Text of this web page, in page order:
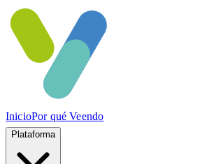
InicioPor qué Veendo
Plataforma